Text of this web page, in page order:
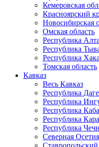
Кемеровская
Красноярский
Новосибирская
Омская область
Республика
Республика
Республика
Томская область
Кавказ
Весь Кавказ
Республика
Республика
Республика
Республика
Республика
Северная